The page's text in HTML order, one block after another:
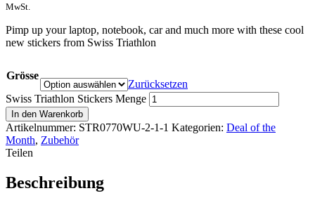
MwSt.
Pimp up your laptop, notebook, car and much more with these cool
new stickers from Swiss Triathlon
Grösse
Zurücksetzen
Swiss Triathlon Stickers Menge
In den Warenkorb
Artikelnummer: STR0770WU-2-1-1 Kategorien: Deal of the
Month, Zubehör
Teilen
Beschreibung